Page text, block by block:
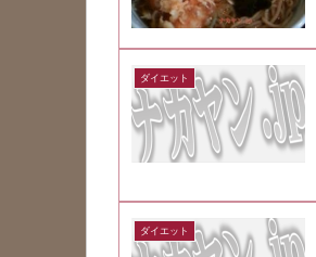
ダイエット
ダイエット